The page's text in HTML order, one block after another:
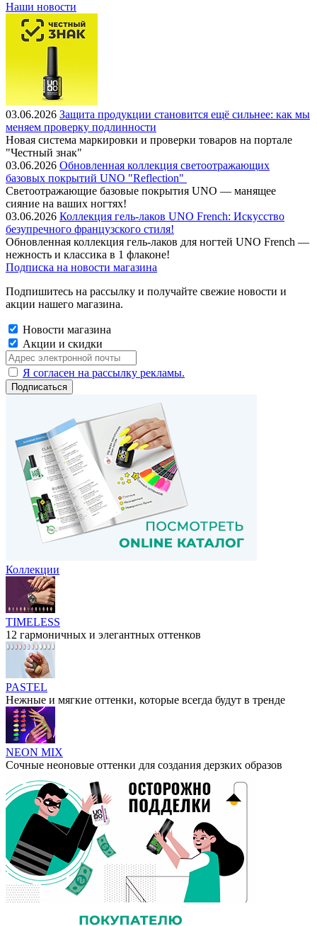
Наши новости
03.06.2026 Защита продукции становится ещё сильнее: как мы
меняем проверку подлинности
Новая система маркировки и проверки товаров на портале
"Честный знак"
03.06.2026 Обновленная коллекция светоотражающих
базовых покрытий UNO "Reflection"
Cветоотражающие базовые покрытия UNO — манящее
сияние на ваших ногтях!
03.06.2026 Коллекция гель-лаков UNO French: Искусство
безупречного французского стиля!
Обновленная коллекция гель-лаков для ногтей UNO French —
нежность и классика в 1 флаконе!
Подписка на новости магазина
Подпишитесь на рассылку и получайте свежие новости и
акции нашего магазина.
Новости магазина
Акции и скидки
Я согласен на рассылку рекламы.
Коллекции
TIMELESS
12 гармоничных и элегантных оттенков
PASTEL
Нежные и мягкие оттенки, которые всегда будут в тренде
NEON MIX
Сочные неоновые оттенки для создания дерзких образов